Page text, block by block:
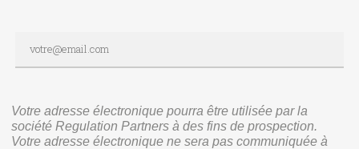
Votre adresse électronique pourra être utilisée par la
société Regulation Partners à des fins de prospection.
Votre adresse électronique ne sera pas communiquée à